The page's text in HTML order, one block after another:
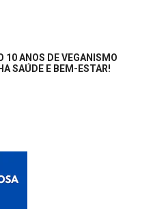
10 ANOS DE VEGANISMO
SAÚDE E BEM-ESTAR!